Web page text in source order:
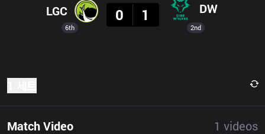
6th
LGC
0
1 DW
2nd
Match Video 1 videos